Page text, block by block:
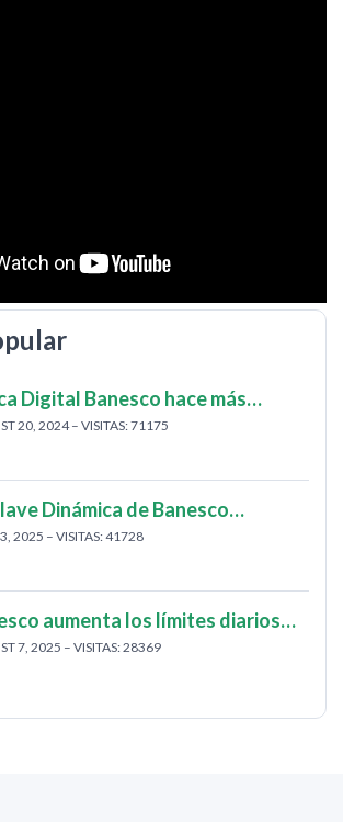
Digital Banesco hace más…
20, 2024 – VISITAS: 71175
Dinámica de Banesco…
2025 – VISITAS: 41728
aumenta los límites diarios…
7, 2025 – VISITAS: 28369